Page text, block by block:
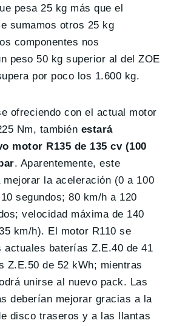
pesa 25 kg más que el
sumamos otros 25 kg
componentes nos
peso 50 kg superior al del ZOE
por poco los 1.600 kg.
ofreciendo con el actual motor
Nm, también estará
motor R135 de 135 cv (100
. Aparentemente, este
la aceleración (0 a 100
segundos; 80 km/h a 120
velocidad máxima de 140
km/h). El motor R110 se
actuales baterías Z.E.40 de 41
Z.E.50 de 52 kWh; mientras
unirse al nuevo pack. Las
deberían mejorar gracias a la
disco traseros y a las llantas